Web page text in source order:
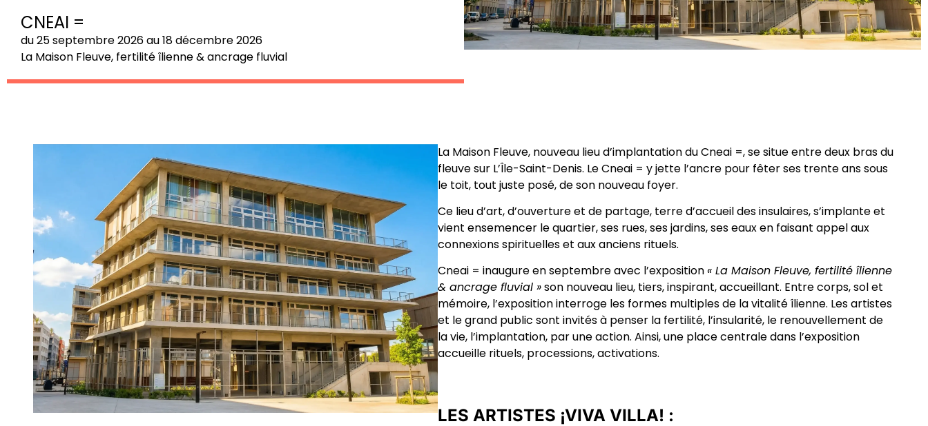
CNEAI =
du 25 septembre 2026 au 18 décembre 2026
La Maison Fleuve, fertilité îlienne & ancrage fluvial
La Maison Fleuve, nouveau lieu d’implantation du Cneai =, se situe entre deux bras du
fleuve sur L’Île-Saint-Denis. Le Cneai = y jette l’ancre pour fêter ses trente ans sous
le toit, tout juste posé, de son nouveau foyer.
Ce lieu d’art, d’ouverture et de partage, terre d’accueil des insulaires, s’implante et
vient ensemencer le quartier, ses rues, ses jardins, ses eaux en faisant appel aux
connexions spirituelles et aux anciens rituels.
Cneai = inaugure en septembre avec l’exposition« La Maison Fleuve, fertilité îlienne
& ancrage fluvial »son nouveau lieu, tiers, inspirant, accueillant. Entre corps, sol et
mémoire, l’exposition interroge les formes multiples de la vitalité îlienne. Les artistes
et le grand public sont invités à penser la fertilité, l’insularité, le renouvellement de
la vie, l’implantation, par une action. Ainsi, une place centrale dans l’exposition
accueille rituels, processions, activations.
LES ARTISTES ¡VIVA VILLA! :